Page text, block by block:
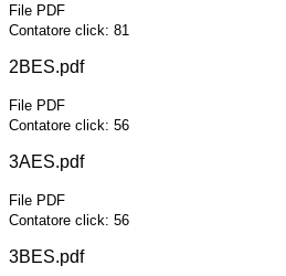
File PDF
Contatore click: 81
2BES.pdf
File PDF
Contatore click: 56
3AES.pdf
File PDF
Contatore click: 56
3BES.pdf